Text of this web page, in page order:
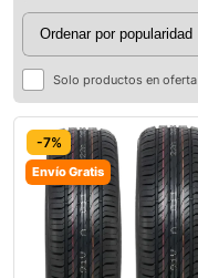
Solo productos en oferta
-7%
Envío Gratis